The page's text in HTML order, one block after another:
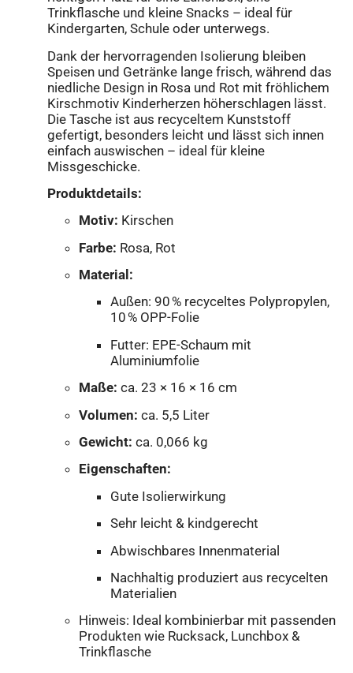
Trinkflasche und kleine Snacks – ideal für
Kindergarten, Schule oder unterwegs.
Dank der hervorragenden Isolierung bleiben
Speisen und Getränke lange frisch, während das
niedliche Design in Rosa und Rot mit fröhlichem
Kirschmotiv Kinderherzen höherschlagen lässt.
Die Tasche ist aus recyceltem Kunststoff
gefertigt, besonders leicht und lässt sich innen
einfach auswischen – ideal für kleine
Missgeschicke.
Produktdetails:
Motiv: Kirschen
Farbe: Rosa, Rot
Material:
Außen: 90 % recyceltes Polypropylen,
10 % OPP-Folie
Futter: EPE-Schaum mit
Aluminiumfolie
Maße: ca. 23 × 16 × 16 cm
Volumen: ca. 5,5 Liter
Gewicht: ca. 0,066 kg
Eigenschaften:
Gute Isolierwirkung
Sehr leicht & kindgerecht
Abwischbares Innenmaterial
Nachhaltig produziert aus recycelten
Materialien
Hinweis: Ideal kombinierbar mit passenden
Produkten wie Rucksack, Lunchbox &
Trinkflasche